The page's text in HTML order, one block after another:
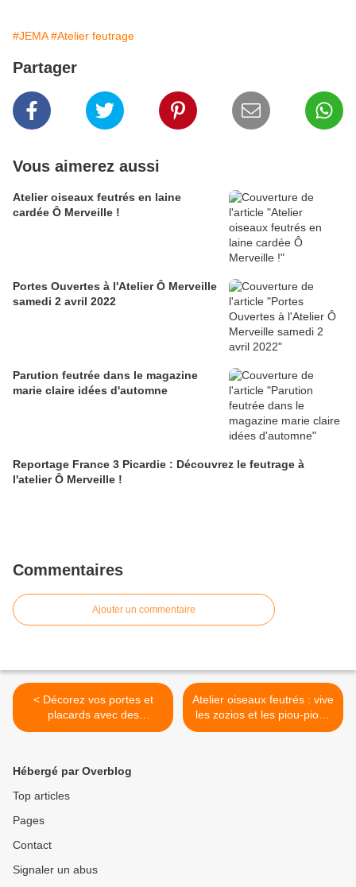
#JEMA #Atelier feutrage
Partager
Vous aimerez aussi
Atelier oiseaux feutrés en laine
cardée Ô Merveille !
Portes Ouvertes à l'Atelier Ô Merveille
samedi 2 avril 2022
Parution feutrée dans le magazine
marie claire idées d'automne
Reportage France 3 Picardie : Découvrez le feutrage à
l'atelier Ô Merveille !
Commentaires
Ajouter un commentaire
< Décorez vos portes et
placards avec des
légumes... feutrés !
Atelier oiseaux feutrés : vive
les zozios et les piou-piou !
>
Hébergé par Overblog
Top articles
Pages
Contact
Signaler un abus